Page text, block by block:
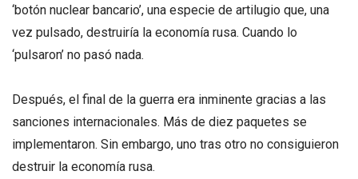
‘botón nuclear bancario’, una especie de artilugio que, una
vez pulsado, destruiría la economía rusa. Cuando lo
‘pulsaron’ no pasó nada.
Después, el final de la guerra era inminente gracias a las
sanciones internacionales. Más de diez paquetes se
implementaron. Sin embargo, uno tras otro no consiguieron
destruir la economía rusa.